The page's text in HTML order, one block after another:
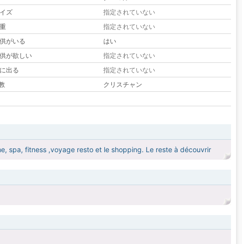
ズ
指定されていない
指定されていない
がいる
はい
が欲しい
指定されていない
出る
指定されていない
クリスチャン
spa, fitness ,voyage resto et le shopping. Le reste à découvrir